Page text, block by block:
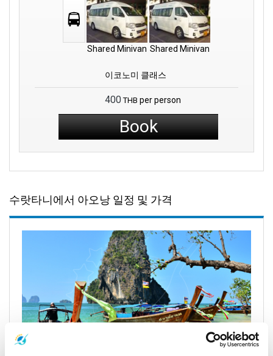
Shared Minivan Shared Minivan
이코노미 클래스
400 THB per person
Book
수랏타니에서 아오낭 일정 및 가격